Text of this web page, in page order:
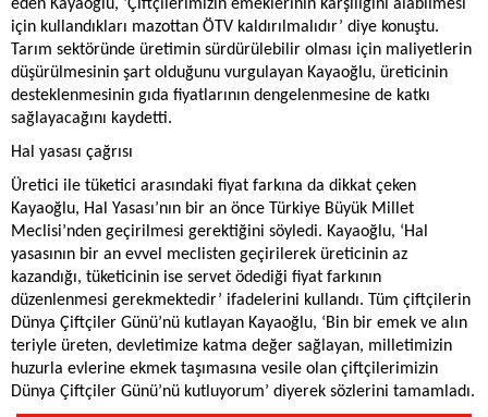
eden Kayaoğlu, ‘Çiftçilerimizin emeklerinin karşılığını alabilmesi
için kullandıkları mazottan ÖTV kaldırılmalıdır’ diye konuştu.
Tarım sektöründe üretimin sürdürülebilir olması için maliyetlerin
düşürülmesinin şart olduğunu vurgulayan Kayaoğlu, üreticinin
desteklenmesinin gıda fiyatlarının dengelenmesine de katkı
sağlayacağını kaydetti.
Hal yasası çağrısı
Üretici ile tüketici arasındaki fiyat farkına da dikkat çeken
Kayaoğlu, Hal Yasası’nın bir an önce Türkiye Büyük Millet
Meclisi’nden geçirilmesi gerektiğini söyledi. Kayaoğlu, ‘Hal
yasasının bir an evvel meclisten geçirilerek üreticinin az
kazandığı, tüketicinin ise servet ödediği fiyat farkının
düzenlenmesi gerekmektedir’ ifadelerini kullandı. Tüm çiftçilerin
Dünya Çiftçiler Günü’nü kutlayan Kayaoğlu, ‘Bin bir emek ve alın
teriyle üreten, devletimize katma değer sağlayan, milletimizin
huzurla evlerine ekmek taşımasına vesile olan çiftçilerimizin
Dünya Çiftçiler Günü’nü kutluyorum’ diyerek sözlerini tamamladı.